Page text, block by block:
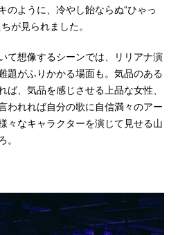
のように、冷やし飴ならぬ“ひゃっ
が見られました。
て想像するシーンでは、リリアナ演
題がふりかかる場面も。気品のある
ば、気品を感じさせる上品な女性、
われれば自分の歌に自信満々のアー
々なキャラクターを演じて見せる山
。